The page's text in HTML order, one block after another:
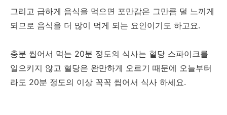
그리고 급하게 음식을 먹으면 포만감은 그만큼 덜 느끼게
되므로 음식을 더 많이 먹게 되는 요인이기도 하고요.
충분 씹어서 먹는 20분 정도의 식사는 혈당 스파이크를
일으키지 않고 혈당은 완만하게 오르기 때문에 오늘부터
라도 20분 정도의 이상 꼭꼭 씹어서 식사 하세요.